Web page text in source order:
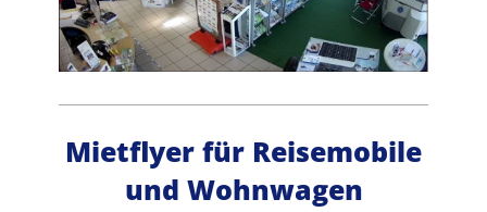
Mietflyer für Reisemobile
und Wohnwagen